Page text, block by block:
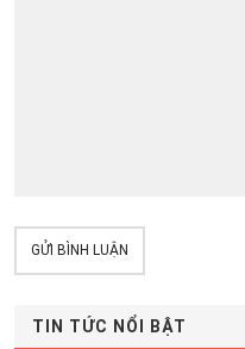
GỬI BÌNH LUẬN
TIN TỨC NỔI BẬT